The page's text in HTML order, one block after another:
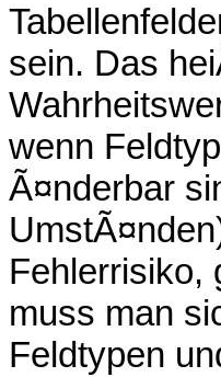
sein. Das
wenn
Ã¤nderbar
Fehlerrisiko,
muss man
Feldtypen